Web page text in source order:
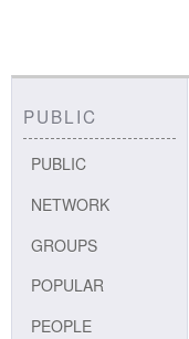
PUBLIC
PUBLIC
NETWORK
GROUPS
POPULAR
PEOPLE